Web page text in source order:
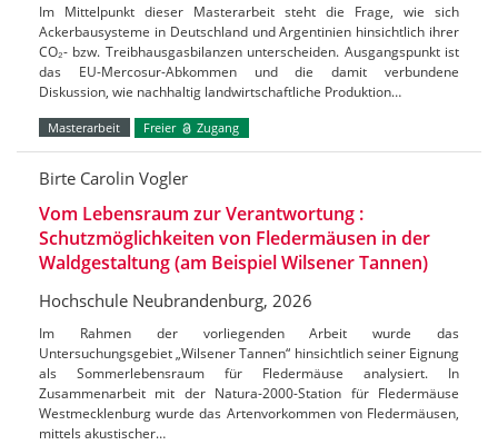
Im Mittelpunkt dieser Masterarbeit steht die Frage, wie sich
Ackerbausysteme in Deutschland und Argentinien hinsichtlich ihrer
CO₂- bzw. Treibhausgasbilanzen unterscheiden. Ausgangspunkt ist
das EU-Mercosur-Abkommen und die damit verbundene
Diskussion, wie nachhaltig landwirtschaftliche Produktion…
Masterarbeit Freier Zugang
Birte Carolin Vogler
Vom Lebensraum zur Verantwortung :
Schutzmöglichkeiten von Fledermäusen in der
Waldgestaltung (am Beispiel Wilsener Tannen)
Hochschule Neubrandenburg, 2026
Im Rahmen der vorliegenden Arbeit wurde das
Untersuchungsgebiet „Wilsener Tannen“ hinsichtlich seiner Eignung
als Sommerlebensraum für Fledermäuse analysiert. In
Zusammenarbeit mit der Natura-2000-Station für Fledermäuse
Westmecklenburg wurde das Artenvorkommen von Fledermäusen,
mittels akustischer…